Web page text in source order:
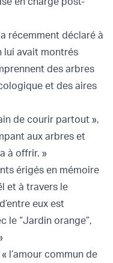
récemment déclaré à
lui avait montrés
des arbres
et des aires
de courir partout »,
aux arbres et
à offrir. »
érigés en mémoire
et à travers le
eux est
le “Jardin orange”,
l’amour commun de